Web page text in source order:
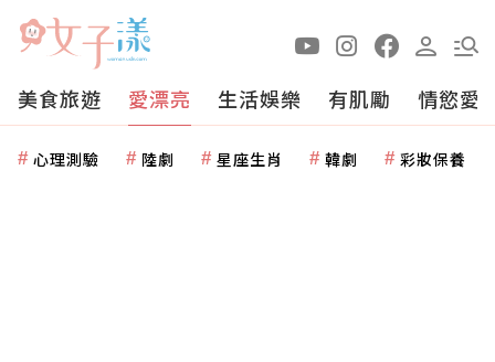
美食旅遊 愛漂亮 生活娛樂 有肌勵 情慾愛
心理測驗 陸劇 星座生肖 韓劇 彩妝保養